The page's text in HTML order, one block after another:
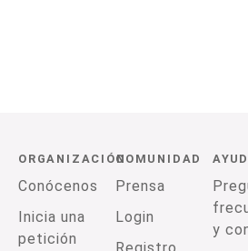
ORGANIZACIÓN
Conócenos
Inicia una
petición
COMUNIDAD
Prensa
Login
y